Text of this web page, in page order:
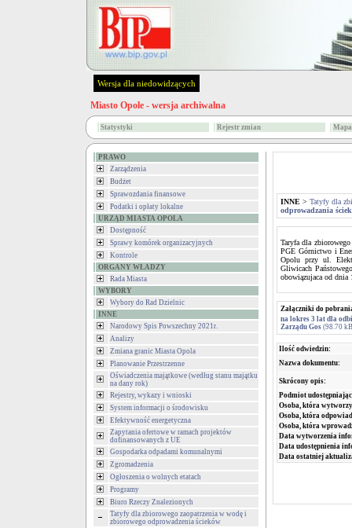
Wersja dla niedowidzących
Miasto Opole - wersja archiwalna
Statystyki Rejestr zmian
PRAWO
Zarządzenia
Budżet
Sprawozdania finansowe
Podatki i opłaty lokalne
URZĄD MIASTA OPOLA
Dostępność
Sprawy komórek organizacyjnych
Kontrole
ORGANY WŁADZY
Rada Miasta
WYBORY
Wybory do Rad Dzielnic
INNE
Narodowy Spis Powszechny 2021r.
Analizy
Zmiana granic Miasta Opola
Planowanie Przestrzenne
Oświadczenia majątkowe (według stanu majątku
na dany rok)
Rejestry, wykazy i wnioski
System informacji o środowisku
Efektywność energetyczna
Zapytania ofertowe w ramach projektów
dofinansowanych z UE
Gospodarka odpadami komunalnymi
Zgromadzenia
Ogłoszenia o wolnych etatach
Programy
Biuro Rzeczy Znalezionych
Tatyfy dla zbiorowego zaopatrzenia w wodę i
zbiorowego odprowadzenia ścieków
INNE > Tatyfy dla
odprowadzania
Taryfa dla
PGE Górnictwo i
Opolu przy ul.
Gliwicach
obowiązujaca od dnia
Załączniki do
na lokres 3 lat dla
Zarządu Gos (98.70
Ilość odwiedzin:
Nazwa dokumentu:
Skrócony opis:
Podmiot
Osoba, która
Osoba, która
Osoba, która
Data wytworzenia
Data udostępnienia
Data ostatniej